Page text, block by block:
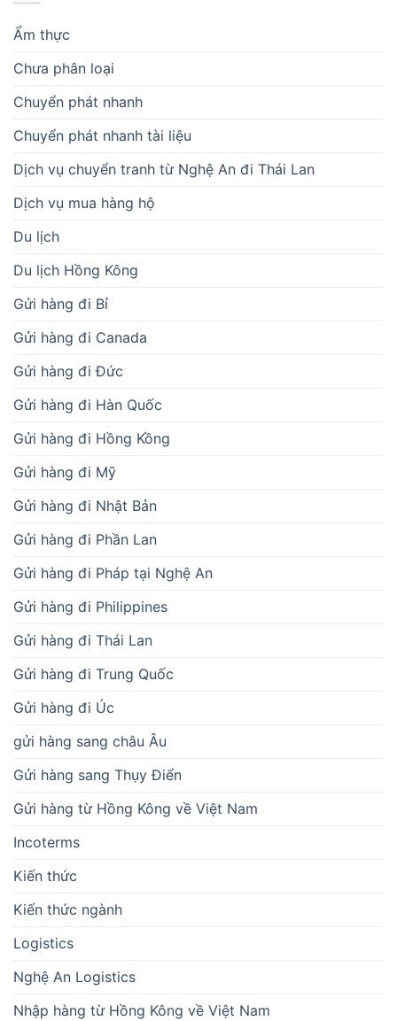
Ẩm thực
Chưa phân loại
Chuyển phát nhanh
Chuyển phát nhanh tài liệu
Dịch vụ chuyển tranh từ Nghệ An đi Thái Lan
Dịch vụ mua hàng hộ
Du lịch
Du lịch Hồng Kông
Gửi hàng đi Bỉ
Gửi hàng đi Canada
Gửi hàng đi Đức
Gửi hàng đi Hàn Quốc
Gửi hàng đi Hồng Kồng
Gửi hàng đi Mỹ
Gửi hàng đi Nhật Bản
Gửi hàng đi Phần Lan
Gửi hàng đi Pháp tại Nghệ An
Gửi hàng đi Philippines
Gửi hàng đi Thái Lan
Gửi hàng đi Trung Quốc
Gửi hàng đi Úc
gửi hàng sang châu Âu
Gửi hàng sang Thụy Điển
Gửi hàng từ Hồng Kông về Việt Nam
Incoterms
Kiến thức
Kiến thức ngành
Logistics
Nghệ An Logistics
Nhập hàng từ Hồng Kông về Việt Nam